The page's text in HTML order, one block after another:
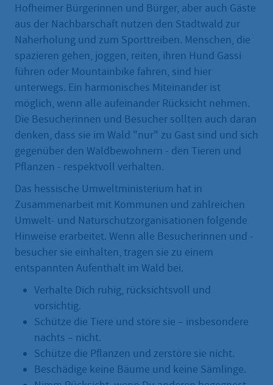
Hofheimer Bürgerinnen und Bürger, aber auch Gäste
aus der Nachbarschaft nutzen den Stadtwald zur
Naherholung und zum Sporttreiben. Menschen, die
spazieren gehen, joggen, reiten, ihren Hund Gassi
führen oder Mountainbike fahren, sind hier
unterwegs. Ein harmonisches Miteinander ist
möglich, wenn alle aufeinander Rücksicht nehmen.
Die Besucherinnen und Besucher sollten auch daran
denken, dass sie im Wald "nur" zu Gast sind und sich
gegenüber den Waldbewohnern - den Tieren und
Pflanzen - respektvoll verhalten.
Das hessische Umweltministerium hat in
Zusammenarbeit mit Kommunen und zahlreichen
Umwelt- und Naturschutzorganisationen folgende
Hinweise erarbeitet. Wenn alle Besucherinnen und -
besucher sie einhalten, tragen sie zu einem
entspannten Aufenthalt im Wald bei.
Verhalte Dich ruhig, rücksichtsvoll und
vorsichtig.
Schütze die Tiere und störe sie – insbesondere
nachts – nicht.
Schütze die Pflanzen und zerstöre sie nicht.
Beschädige keine Bäume und keine Sämlinge.